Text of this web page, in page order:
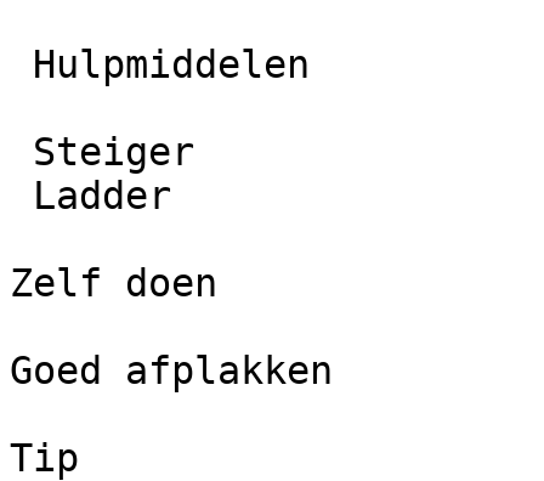
Zelf doen
Goed afplakken
Tip